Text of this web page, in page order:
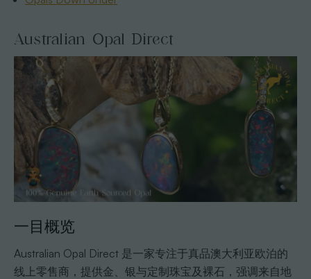
Australian Opal Direct
一目概览
Australian Opal Direct 是一家专注于真品澳大利亚欧泊的
线上零售商，提供金、银与定制珠宝及裸石，强调来自地